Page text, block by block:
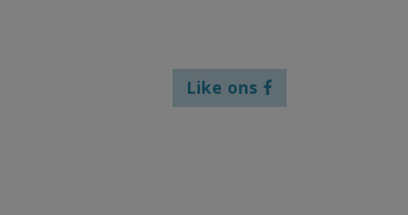
Like ons